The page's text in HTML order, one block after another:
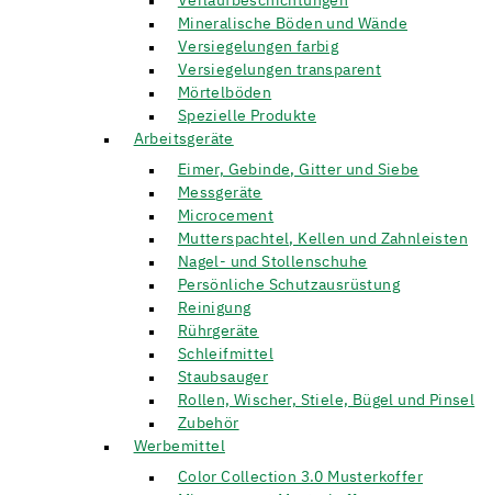
Mineralische Böden und Wände
Versiegelungen farbig
Versiegelungen transparent
Mörtelböden
Spezielle Produkte
Arbeitsgeräte
Eimer, Gebinde, Gitter und Siebe
Messgeräte
Microcement
Mutterspachtel, Kellen und Zahnleisten
Nagel- und Stollenschuhe
Persönliche Schutzausrüstung
Reinigung
Rührgeräte
Schleifmittel
Staubsauger
Rollen, Wischer, Stiele, Bügel und Pinsel
Zubehör
Werbemittel
Color Collection 3.0 Musterkoffer